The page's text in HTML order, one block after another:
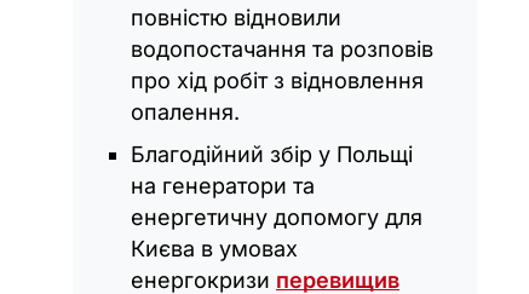
повністю відновили
водопостачання та розповів
про хід робіт з відновлення
опалення.
Благодійний збір у Польщі
на генератори та
енергетичну допомогу для
Києва в умовах
енергокризи перевищив